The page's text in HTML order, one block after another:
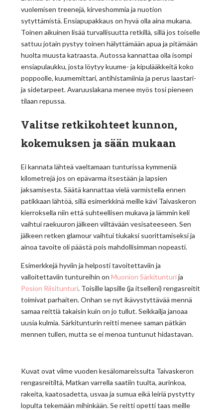
vuolemisen treenejä, kirveshommia ja nuotion
sytyttämistä. Ensiapupakkaus on hyvä olla aina mukana.
Toinen aikuinen lisää turvallisuutta retkillä, sillä jos toiselle
sattuu jotain pystyy toinen hälyttämään apua ja pitämään
huolta muusta katraasta. Autossa kannattaa olla isompi
ensiapulaukku, josta löytyy kuume- ja kipulääkkeitä koko
poppoolle, kuumemittari, antihistamiinia ja perus laastari-
ja sidetarpeet. Avaruuslakana menee myös tosi pieneen
tilaan repussa.
Valitse retkikohteet kunnon,
kokemuksen ja sään mukaan
Ei kannata lähteä vaeltamaan tunturissa kymmeniä
kilometrejä jos on epävarma itsestään ja lapsien
jaksamisesta. Säätä kannattaa vielä varmistella ennen
patikkaan lähtöä, sillä esimerkkinä meille kävi Taivaskeron
kierroksella niin että suhteellisen mukava ja lämmin keli
vaihtui raekuuron jälkeen viiltävään vesisateeseen. Sen
jälkeen retken glamour vaihtui tiukaksi suorittamiseksi ja
ainoa tavoite oli päästä pois mahdollisimman nopeasti.
Esimerkkejä hyviin ja helposti tavoitettaviin ja
valloitettaviin tuntureihin onMuonion Särkitunturija
Posion Riisitunturi. Toisille lapsille (ja itselleni) rengasreitit
toimivat parhaiten. Onhan se nyt ikävystyttävää mennä
samaa reittiä takaisin kuin on jo tullut. Seikkailja janoaa
uusia kulmia. Särkitunturin reitti menee saman pätkän
mennen tullen, mutta se ei menoa tuntunut hidastavan.
Kuvat ovat viime vuoden kesälomareissulta Taivaskeron
rengasreitiltä, Matkan varrella saatiin tuulta, aurinkoa,
rakeita, kaatosadetta, usvaa ja sumua eikä leiriä pystytty
lopulta tekemään mihinkään. Se reitti opetti taas meille